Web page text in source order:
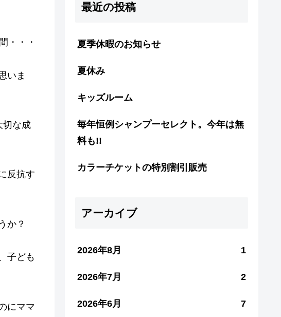
・・・
いま
切な成
反抗す
か？
子ども
にママ
最近の投稿
夏季休暇のお知らせ
夏休み
キッズルーム
毎年恒例シャンプーセレクト。今年は無
料も!!
カラーチケットの特別割引販売
アーカイブ
2026年8月 1
2026年7月 2
2026年6月 7